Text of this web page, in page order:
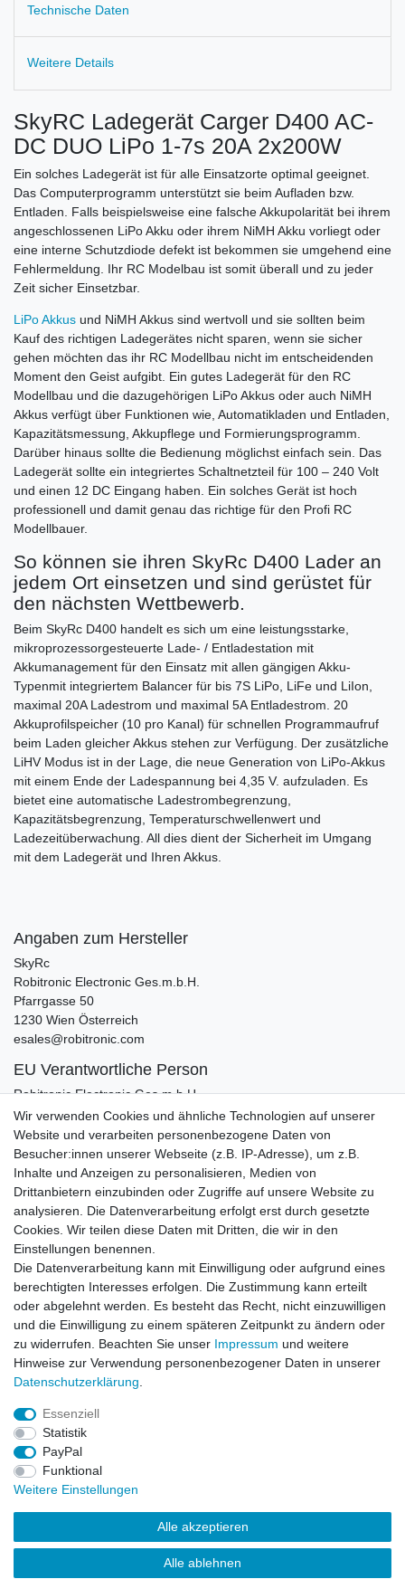
Technische Daten
Weitere Details
SkyRC Ladegerät Carger D400 AC-
DC DUO LiPo 1-7s 20A 2x200W
Ein solches Ladegerät ist für alle Einsatzorte optimal geeignet.
Das Computerprogramm unterstützt sie beim Aufladen bzw.
Entladen. Falls beispielsweise eine falsche Akkupolarität bei ihrem
angeschlossenen LiPo Akku oder ihrem NiMH Akku vorliegt oder
eine interne Schutzdiode defekt ist bekommen sie umgehend eine
Fehlermeldung. Ihr RC Modelbau ist somit überall und zu jeder
Zeit sicher Einsetzbar.
LiPo Akkus und NiMH Akkus sind wertvoll und sie sollten beim
Kauf des richtigen Ladegerätes nicht sparen, wenn sie sicher
gehen möchten das ihr RC Modellbau nicht im entscheidenden
Moment den Geist aufgibt. Ein gutes Ladegerät für den RC
Modellbau und die dazugehörigen LiPo Akkus oder auch NiMH
Akkus verfügt über Funktionen wie, Automatikladen und Entladen,
Kapazitätsmessung, Akkupflege und Formierungsprogramm.
Darüber hinaus sollte die Bedienung möglichst einfach sein. Das
Ladegerät sollte ein integriertes Schaltnetzteil für 100 – 240 Volt
und einen 12 DC Eingang haben. Ein solches Gerät ist hoch
professionell und damit genau das richtige für den Profi RC
Modellbauer.
So können sie ihren SkyRc D400 Lader an
jedem Ort einsetzen und sind gerüstet für
den nächsten Wettbewerb.
Beim SkyRc D400 handelt es sich um eine leistungsstarke,
mikroprozessorgesteuerte Lade- / Entladestation mit
Akkumanagement für den Einsatz mit allen gängigen Akku-
Typenmit integriertem Balancer für bis 7S LiPo, LiFe und LiIon,
maximal 20A Ladestrom und maximal 5A Entladestrom. 20
Akkuprofilspeicher (10 pro Kanal) für schnellen Programmaufruf
beim Laden gleicher Akkus stehen zur Verfügung. Der zusätzliche
LiHV Modus ist in der Lage, die neue Generation von LiPo-Akkus
mit einem Ende der Ladespannung bei 4,35 V. aufzuladen. Es
bietet eine automatische Ladestrombegrenzung,
Kapazitätsbegrenzung, Temperaturschwellenwert und
Ladezeitüberwachung. All dies dient der Sicherheit im Umgang
mit dem Ladegerät und Ihren Akkus.
Angaben zum Hersteller
SkyRc
Robitronic Electronic Ges.m.b.H.
Pfarrgasse 50
1230 Wien Österreich
esales@robitronic.com
EU Verantwortliche Person
Robitronic Electronic Ges.m.b.H.
Pfarrgasse 50
1230 Wien
esales@robitronic.com
Zubehör
Ruddog 2S Ladekabel 30cm 4-5mm 2mm - 4mm
3PIN-XH Balancer
12,99 € *
In den Warenkorb
*inkl. ges. MwSt.zzgl.Versandkosten
Widerrufs­recht
Wir verwenden Cookies und ähnliche Technologien auf unserer
Website und verarbeiten personenbezogene Daten von
Besucher:innen unserer Webseite (z.B. IP-Adresse), um z.B.
Inhalte und Anzeigen zu personalisieren, Medien von
Drittanbietern einzubinden oder Zugriffe auf unsere Website zu
analysieren. Die Datenverarbeitung erfolgt erst durch gesetzte
Cookies. Wir teilen diese Daten mit Dritten, die wir in den
Einstellungen benennen.
Die Datenverarbeitung kann mit Einwilligung oder aufgrund eines
berechtigten Interesses erfolgen. Die Zustimmung kann erteilt
oder abgelehnt werden. Es besteht das Recht, nicht einzuwilligen
und die Einwilligung zu einem späteren Zeitpunkt zu ändern oder
zu widerrufen. Beachten Sie unser Impressum und weitere
Hinweise zur Verwendung personenbezogener Daten in unserer
Daten­schutz­erklärung
Essenziell
Statistik
PayPal
Funktional
Weitere Einstellungen
Alle akzeptieren
Alle ablehnen